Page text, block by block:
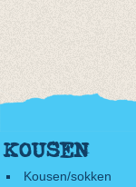
KOUSEN
Kousen/sokken